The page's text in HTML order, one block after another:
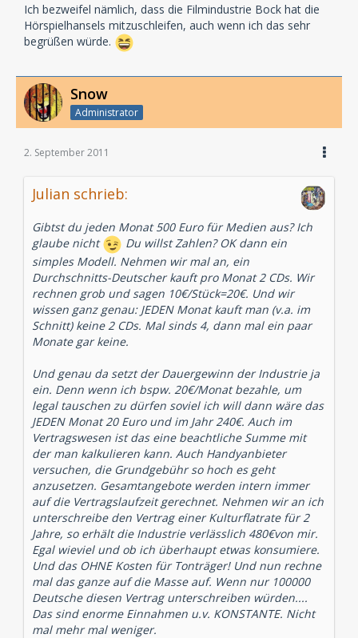
Ich bezweifel nämlich, dass die Filmindustrie Bock hat die
Hörspielhansels mitzuschleifen, auch wenn ich das sehr
begrüßen würde.
Snow
Administrator
2. September 2011
Julian schrieb:
Gibtst du jeden Monat 500 Euro für Medien aus? Ich
glaube nicht
Du willst Zahlen? OK dann ein
simples Modell. Nehmen wir mal an, ein
Durchschnitts-Deutscher kauft pro Monat 2 CDs. Wir
rechnen grob und sagen 10€/Stück=20€. Und wir
wissen ganz genau: JEDEN Monat kauft man (v.a. im
Schnitt) keine 2 CDs. Mal sinds 4, dann mal ein paar
Monate gar keine.
Und genau da setzt der Dauergewinn der Industrie ja
ein. Denn wenn ich bspw. 20€/Monat bezahle, um
legal tauschen zu dürfen soviel ich will dann wäre das
JEDEN Monat 20 Euro und im Jahr 240€. Auch im
Vertragswesen ist das eine beachtliche Summe mit
der man kalkulieren kann. Auch Handyanbieter
versuchen, die Grundgebühr so hoch es geht
anzusetzen. Gesamtangebote werden intern immer
auf die Vertragslaufzeit gerechnet. Nehmen wir an ich
unterschreibe den Vertrag einer Kulturflatrate für 2
Jahre, so erhält die Industrie verlässlich 480€von mir.
Egal wieviel und ob ich überhaupt etwas konsumiere.
Und das OHNE Kosten für Tonträger! Und nun rechne
mal das ganze auf die Masse auf. Wenn nur 100000
Deutsche diesen Vertrag unterschreiben würden....
Das sind enorme Einnahmen u.v. KONSTANTE. Nicht
mal mehr mal weniger.